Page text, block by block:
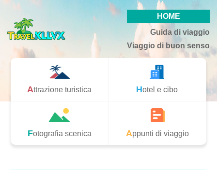
HOME
Guida di viaggio
Viaggio di buon senso
Attrazione turistica Hotel e cibo
Fotografia scenica Appunti di viaggio